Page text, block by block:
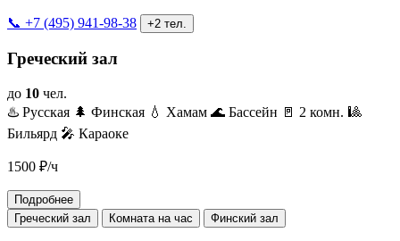
📞 +7 (495) 941-98-38 +2 тел.
Греческий зал
до 10 чел.
♨️ Русская 🌲 Финская 💧 Хамам 🌊 Бассейн 🚪 2 комн. 🎱
Бильярд 🎤 Караоке
1500 ₽/ч
Подробнее
Греческий зал
Комната на час Финский зал